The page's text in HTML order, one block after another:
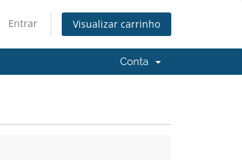
Entrar Visualizar carrinho
Conta